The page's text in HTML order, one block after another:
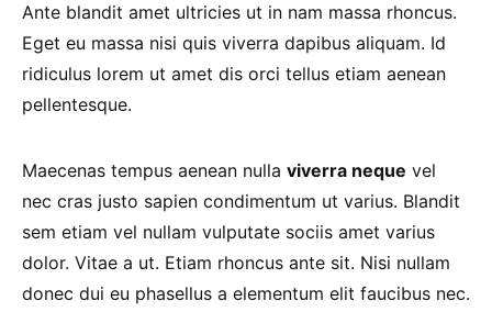
Ante blandit amet ultricies ut in nam massa rhoncus.
Eget eu massa nisi quis viverra dapibus aliquam. Id
ridiculus lorem ut amet dis orci tellus etiam aenean
pellentesque.
Maecenas tempus aenean nulla viverra neque vel
nec cras justo sapien condimentum ut varius. Blandit
sem etiam vel nullam vulputate sociis amet varius
dolor. Vitae a ut. Etiam rhoncus ante sit. Nisi nullam
donec dui eu phasellus a elementum elit faucibus nec.